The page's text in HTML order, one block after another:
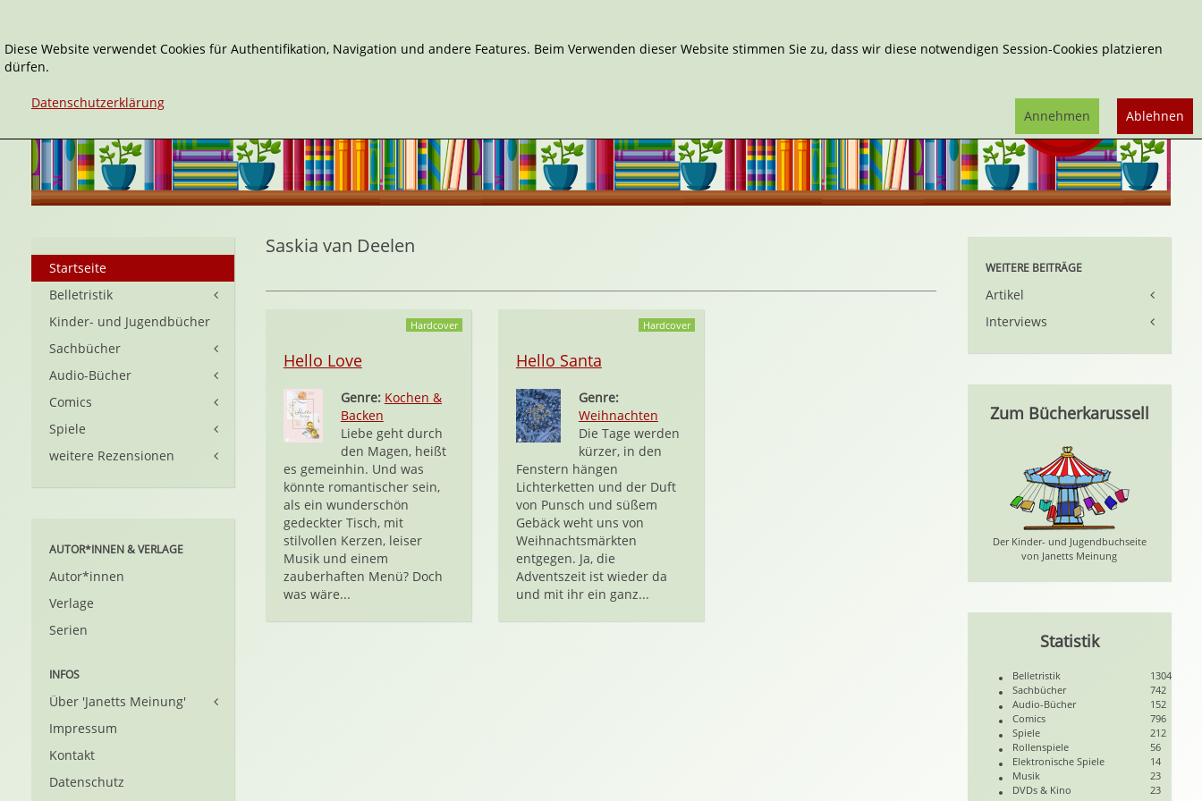
Saskia van Deelen
Hardcover
Hello Love
Genre: Kochen &
Backen
Liebe geht durch
den Magen, heißt
es gemeinhin. Und was
könnte romantischer sein,
als ein wunderschön
gedeckter Tisch, mit
stilvollen Kerzen, leiser
Musik und einem
zauberhaften Menü? Doch
was wäre...
Hardcover
Hello Santa
Genre:
Weihnachten
Die Tage werden
kürzer, in den
Fenstern hängen
Lichterketten und der Duft
von Punsch und süßem
Gebäck weht uns von
Weihnachtsmärkten
entgegen. Ja, die
Adventszeit ist wieder da
und mit ihr ein ganz...
Startseite
Belletristik
Kinder- und Jugendbücher
Sachbücher
Audio-Bücher
Comics
Spiele
weitere Rezensionen
AUTOR*INNEN & VERLAGE
Autor*innen
Verlage
Serien
INFOS
Über 'Janetts Meinung'
Impressum
Kontakt
Datenschutz
WEITERE BEITRÄGE
Artikel
Interviews
Zum Bücherkarussell
Der Kinder- und Jugendbuchseite
von Janetts Meinung
Statistik
Belletristik
1304
Sachbücher
742
Audio-Bücher
152
Comics
796
Spiele
212
Rollenspiele
56
Elektronische Spiele
14
Musik
23
DVDs & Kino
23
Diese Website verwendet Cookies für Authentifikation, Navigation und andere Features. Beim Verwenden dieser Website stimmen Sie zu, dass wir diese notwendigen Session-Cookies platzieren
dürfen.
Datenschutzerklärung
Ablehnen
Annehmen